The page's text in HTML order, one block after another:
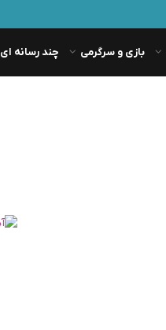
بازی و سرگرمی چند رسانه ای